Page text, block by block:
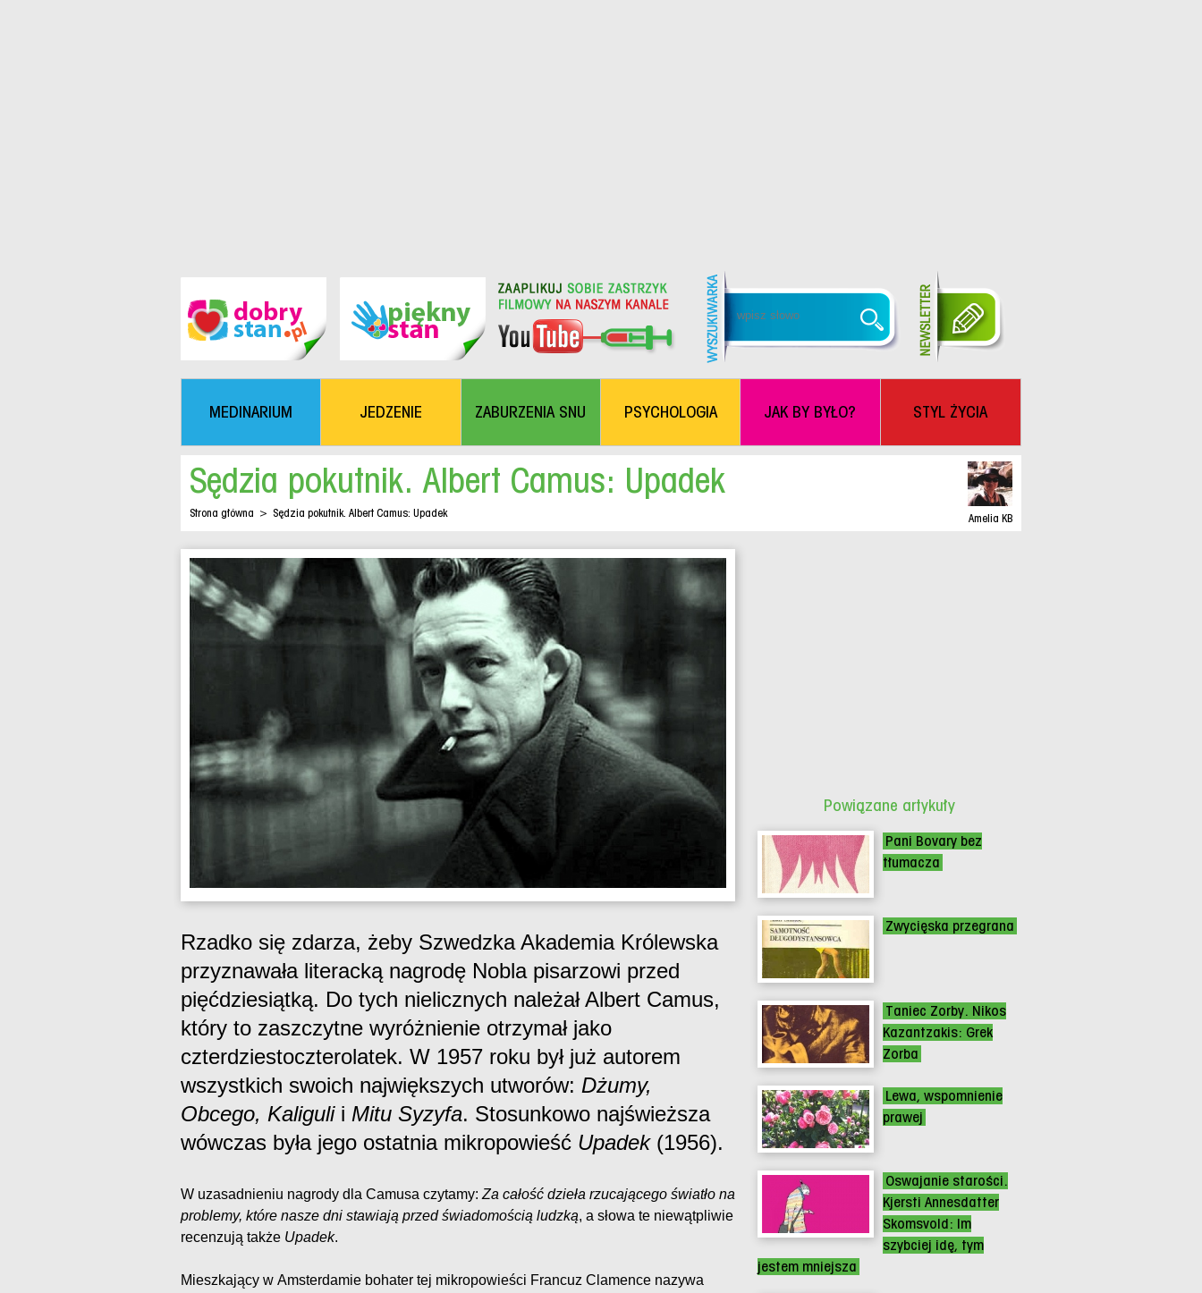
MEDINARIUM JEDZENIE ZABURZENIA SNU PSYCHOLOGIA JAK BY BYŁO? STYL ŻYCIA
Amelia KB
Sędzia pokutnik. Albert Camus: Upadek
Strona główna > Sędzia pokutnik. Albert Camus: Upadek
Rzadko się zdarza, żeby Szwedzka Akademia Królewska
przyznawała literacką nagrodę Nobla pisarzowi przed
pięćdziesiątką. Do tych nielicznych należał Albert Camus,
który to zaszczytne wyróżnienie otrzymał jako
czterdziestoczterolatek. W 1957 roku był już autorem
wszystkich swoich największych utworów: Dżumy,
Obcego, Kaligulii Mitu Syzyfa. Stosunkowo najświeższa
wówczas była jego ostatnia mikropowieść Upadek(1956).
W uzasadnieniu nagrody dla Camusa czytamy: Za całość dzieła rzucającego światło na
problemy, które nasze dni stawiają przed świadomością ludzką, a słowa te niewątpliwie
recenzują także Upadek.
Mieszkający w Amsterdamie bohater tej mikropowieści Francuz Clamence nazywa
Powiązane artykuły
Pani Bovary bez
tłumacza
Zwycięska przegrana
Taniec Zorby. Nikos
Kazantzakis: Grek
Zorba
Lewa, wspomnienie
prawej
Oswajanie starości.
Kjersti Annesdatter
Skomsvold: Im
szybciej idę, tym
jestem mniejsza